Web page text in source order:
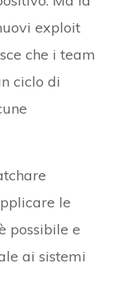
exploit
che i team
ciclo di
le
possibile e
ai sistemi